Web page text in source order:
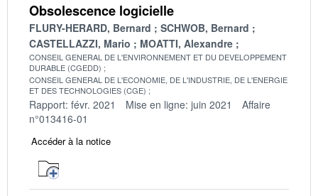
Obsolescence logicielle
FLURY-HERARD, Bernard
SCHWOB, Bernard
CASTELLAZZI, Mario
MOATTI, Alexandre
CONSEIL GENERAL DE L'ENVIRONNEMENT ET DU DEVELOPPEMENT
DURABLE (CGEDD)
CONSEIL GENERAL DE L'ECONOMIE, DE L'INDUSTRIE, DE L'ENERGIE
ET DES TECHNOLOGIES (CGE)
Rapport: févr. 2021 Mise en ligne: juin 2021
Affaire
n°013416-01
Accéder à la notice